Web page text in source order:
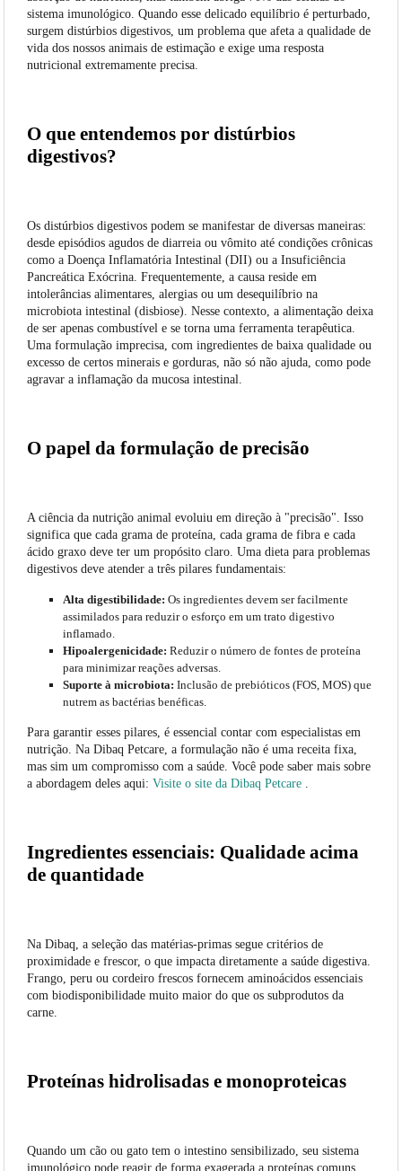
sistema imunológico. Quando esse delicado equilíbrio é perturbado,
surgem distúrbios digestivos, um problema que afeta a qualidade de
vida dos nossos animais de estimação e exige uma resposta
nutricional extremamente precisa.
O que entendemos por distúrbios
digestivos?
Os distúrbios digestivos podem se manifestar de diversas maneiras:
desde episódios agudos de diarreia ou vômito até condições crônicas
como a Doença Inflamatória Intestinal (DII) ou a Insuficiência
Pancreática Exócrina. Frequentemente, a causa reside em
intolerâncias alimentares, alergias ou um desequilíbrio na
microbiota intestinal (disbiose). Nesse contexto, a alimentação deixa
de ser apenas combustível e se torna uma ferramenta terapêutica.
Uma formulação imprecisa, com ingredientes de baixa qualidade ou
excesso de certos minerais e gorduras, não só não ajuda, como pode
agravar a inflamação da mucosa intestinal.
O papel da formulação de precisão
A ciência da nutrição animal evoluiu em direção à "precisão". Isso
significa que cada grama de proteína, cada grama de fibra e cada
ácido graxo deve ter um propósito claro. Uma dieta para problemas
digestivos deve atender a três pilares fundamentais:
Alta digestibilidade: Os ingredientes devem ser facilmente
assimilados para reduzir o esforço em um trato digestivo
inflamado.
Hipoalergenicidade: Reduzir o número de fontes de proteína
para minimizar reações adversas.
Suporte à microbiota: Inclusão de prebióticos (FOS, MOS) que
nutrem as bactérias benéficas.
Para garantir esses pilares, é essencial contar com especialistas em
nutrição. Na Dibaq Petcare, a formulação não é uma receita fixa,
mas sim um compromisso com a saúde. Você pode saber mais sobre
a abordagem deles aqui:Visite o site da Dibaq Petcare .
Ingredientes essenciais: Qualidade acima
de quantidade
Na Dibaq, a seleção das matérias-primas segue critérios de
proximidade e frescor, o que impacta diretamente a saúde digestiva.
Frango, peru ou cordeiro frescos fornecem aminoácidos essenciais
com biodisponibilidade muito maior do que os subprodutos da
carne.
Proteínas hidrolisadas e monoproteicas
Quando um cão ou gato tem o intestino sensibilizado, seu sistema
imunológico pode reagir de forma exagerada a proteínas comuns.